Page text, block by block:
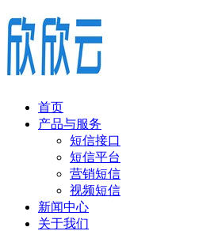
首页
产品与服务
短信接口
短信平台
营销短信
视频短信
新闻中心
关于我们